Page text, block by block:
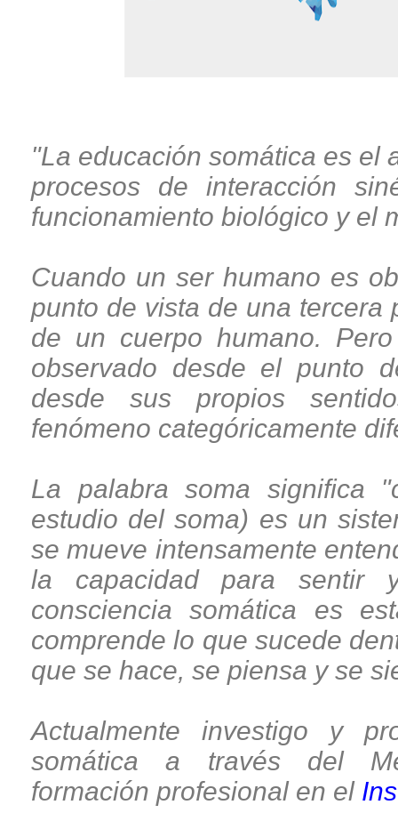
"La educación somática es el
procesos de interacción
funcionamiento biológico y el
Cuando un ser humano es
punto de vista de una tercera
de un cuerpo humano.
observado desde el punto
desde sus propios
fenómeno categóricamente
La palabra soma significa
estudio del soma) es un
se mueve intensamente
la capacidad para sentir
consciencia somática es
comprende lo que sucede
que se hace, se piensa y se
Actualmente investigo y
somática a través del
formación profesional en el